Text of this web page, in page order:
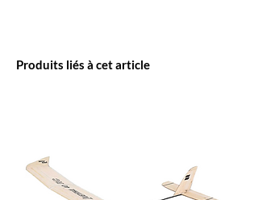
Produits liés à cet article